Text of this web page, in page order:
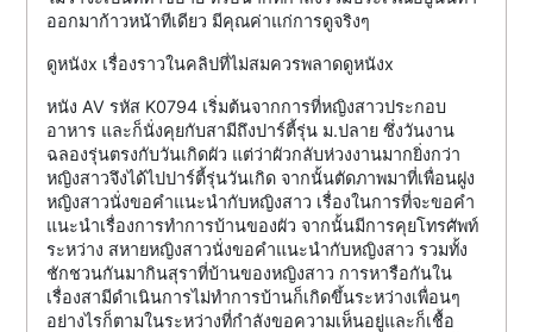
ออกมาก้าวหน้าทีเดียว มีคุณค่าแก่การดูจริงๆ
ดูหนังx เรื่องราวในคลิปที่ไม่สมควรพลาดดูหนังx
หนัง AV รหัส K0794 เริ่มต้นจากการที่หญิงสาวประกอบ
อาหาร และก็นั่งคุยกับสามีถึงปาร์ตี้รุ่น ม.ปลาย ซึ่งวันงาน
ฉลองรุ่นตรงกับวันเกิดผัว แต่ว่าผัวกลับห่วงงานมากยิ่งกว่า
หญิงสาวจึงได้ไปปาร์ตี้รุ่นวันเกิด จากนั้นตัดภาพมาที่เพื่อนฝูง
หญิงสาวนั่งขอคำแนะนำกับหญิงสาว เรื่องในการที่จะขอคำ
แนะนำเรื่องการทำการบ้านของผัว จากนั้นมีการคุยโทรศัพท์
ระหว่าง สหายหญิงสาวนั่งขอคำแนะนำกับหญิงสาว รวมทั้ง
ชักชวนกันมากินสุราที่บ้านของหญิงสาว การหารือกันใน
เรื่องสามีดำเนินการไม่ทำการบ้านก็เกิดขึ้นระหว่างเพื่อนๆ
อย่างไรก็ตามในระหว่างที่กำลังขอความเห็นอยู่และก็เชื้อ